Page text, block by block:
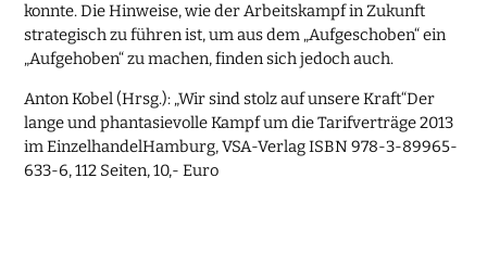
konnte. Die Hinweise, wie der Arbeitskampf in Zukunft
strategisch zu führen ist, um aus dem „Aufgeschoben“ ein
„Aufgehoben“ zu machen, finden sich jedoch auch.
Anton Kobel (Hrsg.): „Wir sind stolz auf unsere Kraft“Der
lange und phantasievolle Kampf um die Tarifverträge 2013
im EinzelhandelHamburg, VSA-Verlag ISBN 978-3-89965-
633-6, 112 Seiten, 10,- Euro